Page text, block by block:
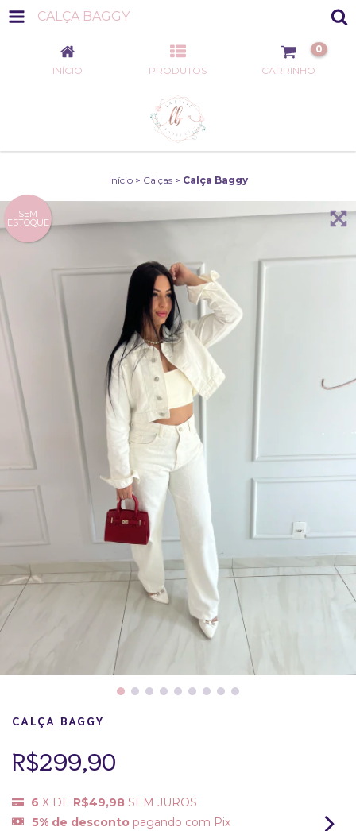
CALÇA BAGGY
INÍCIO PRODUTOS CARRINHO
0
Início > Calças > Calça Baggy
SEM
ESTOQUE
CALÇA BAGGY
R$299,90
6 X DE R$49,98 SEM JUROS
5% de desconto pagando com Pix